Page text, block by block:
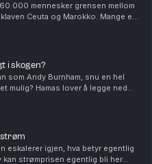
mennesker grensen mellom
Ceuta og Marokko. Mange er
på hverandre i sakens anledning,
i skogen?
som Andy Burnham, snu en hel
mulig? Hamas lover å legge ned
gjennombrudd eller er det ren
eskalerer igjen, hva betyr egentlig
kan strømprisen egentlig bli her